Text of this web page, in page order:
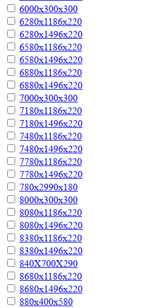
6000х300х300
6280х1186х220
6280х1496х220
6580х1186х220
6580х1496х220
6880х1186х220
6880х1496х220
7000х300х300
7180х1186х220
7180х1496х220
7480х1186х220
7480х1496х220
7780х1186х220
7780х1496х220
780х2990х180
8000х300х300
8080х1186х220
8080х1496х220
8380х1186х220
8380х1496х220
840Х700Х290
8680х1186х220
8680х1496х220
880х400х580